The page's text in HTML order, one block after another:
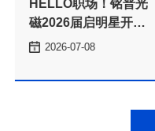
2026-07-08